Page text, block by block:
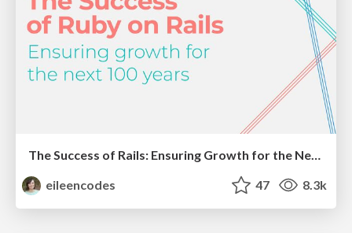
eileencodes
47 8.3k